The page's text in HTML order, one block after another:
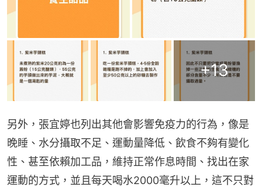
+13
另外，張宜婷也列出其他會影響免疫力的行為，像是
晚睡、水分攝取不足、運動量降低、飲食不夠有變化
性、甚至依賴加工品，維持正常作息時間、找出在家
運動的方式，並且每天喝水2000毫升以上，這不只對